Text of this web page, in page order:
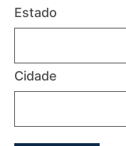
Estado
Cidade